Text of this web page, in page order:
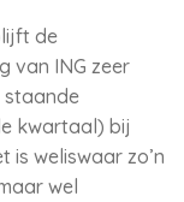
de
van ING zeer
staande
kwartaal) bij
is weliswaar zo’n
wel